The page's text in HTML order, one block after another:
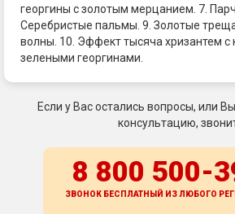
георгины с золотым мерцанием. 7.
Серебристые пальмы. 9. Золотые
волны. 10. Эффект тысяча хризантем с
зелеными георгинами.
Если у Вас остались вопросы, или
консультацию,
8 800 500-
ЗВОНОК БЕСПЛАТНЫЙ ИЗ ЛЮБОГО